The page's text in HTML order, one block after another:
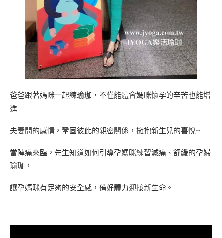
爸爸跟著媽咪一起練瑜珈，不僅能體會媽咪懷孕的辛苦也能增
進
夫妻間的感情，鞏固彼此的親密關係，擁抱新生兒的喜悅~
當陣痛來臨，先生知道如何引導孕媽咪練習減痛、舒緩的孕婦
瑜珈，
讓孕媽咪有足夠的安全感，備好體力迎接新生命。